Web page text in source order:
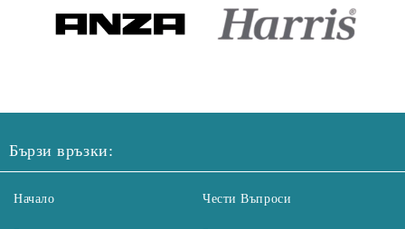
Бързи връзки:
Начало Чести Въпроси